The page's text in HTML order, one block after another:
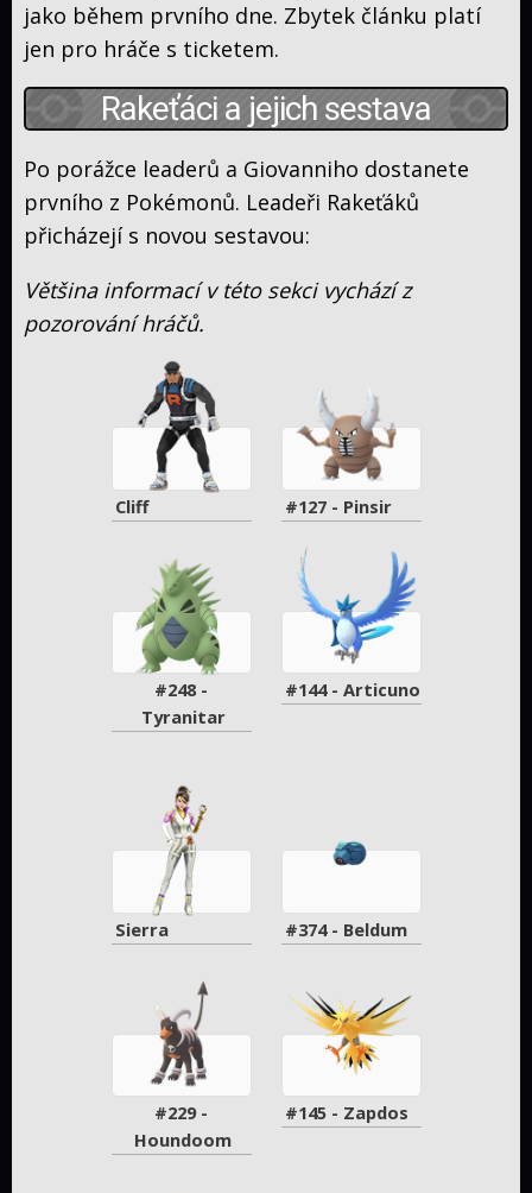
co
přeložil
sledovat
Poképedie
Zajímavosti
Hlavní
her
Karty
jako během prvního dne. Zbytek článku platí
jen pro hráče s ticketem.
Rakeťáci a jejich sestava
Po porážce leaderů a Giovanniho dostanete
prvního z Pokémonů. Leadeři Rakeťáků
přicházejí s novou sestavou:
Většina informací v této sekci vychází z
pozorování hráčů.
Cliff #127 - Pinsir
#248 -
Tyranitar
#144 - Articuno
Sierra #374 - Beldum
#229 -
Houndoom
#145 - Zapdos